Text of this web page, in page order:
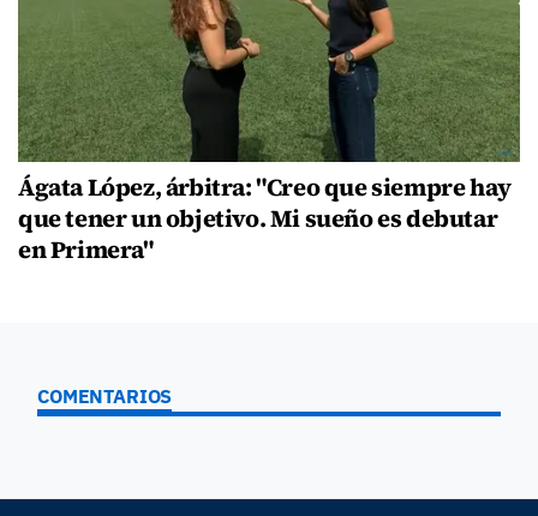
Ágata López, árbitra: "Creo que siempre hay
que tener un objetivo. Mi sueño es debutar
en Primera"
COMENTARIOS